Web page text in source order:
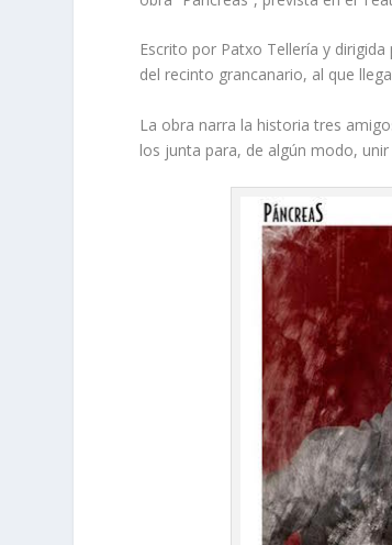
Escrito por Patxo Tellería y
del recinto grancanario, al que
La obra narra la historia tres
los junta para, de algún modo,